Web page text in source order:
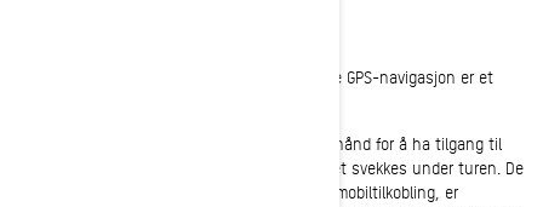
Nedlasting av spesifikke kartutsnitt for offline GPS-navigasjon er et
Det er viktig å laste ned et kartområde på forhånd for å ha tilgang til
navigasjonsfunksjonene i tilfelle mobilsignalet svekkes under turen. De
eneste funksjonene som ikke fungerer uten mobiltilkobling, er